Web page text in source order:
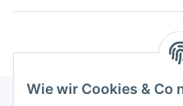
Wie wir Cookies & Co